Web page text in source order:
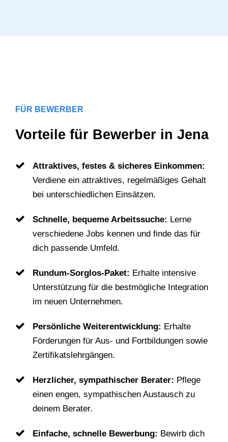
FÜR BEWERBER
Vorteile für Bewerber in Jena
Attraktives, festes & sicheres Einkommen:
Verdiene ein attraktives, regelmäßiges Gehalt
bei unterschiedlichen Einsätzen.
Schnelle, bequeme Arbeitssuche: Lerne
verschiedene Jobs kennen und finde das für
dich passende Umfeld.
Rundum-Sorglos-Paket: Erhalte intensive
Unterstützung für die bestmögliche Integration
im neuen Unternehmen.
Persönliche Weiterentwicklung: Erhalte
Förderungen für Aus- und Fortbildungen sowie
Zertifikatslehrgängen.
Herzlicher, sympathischer Berater: Pflege
einen engen, sympathischen Austausch zu
deinem Berater.
Einfache, schnelle Bewerbung: Bewirb dich